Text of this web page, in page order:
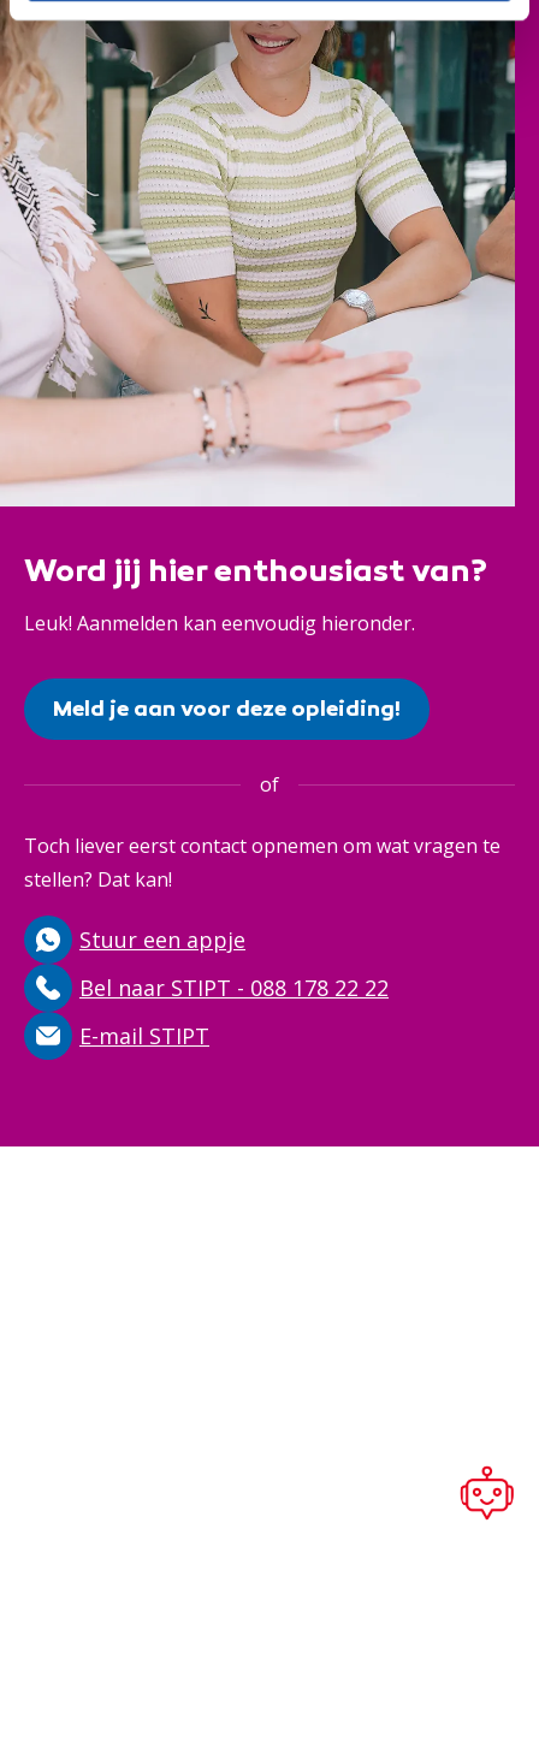
Word jij hier enthousiast van?
Leuk! Aanmelden kan eenvoudig hieronder.
Meld je aan voor deze opleiding!
of
Toch liever eerst contact opnemen om wat vragen te
stellen? Dat kan!
Stuur een appje
Bel naar STIPT - 088 178 22 22
E-mail STIPT